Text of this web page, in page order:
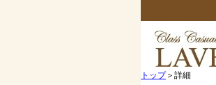
トップ＞詳細